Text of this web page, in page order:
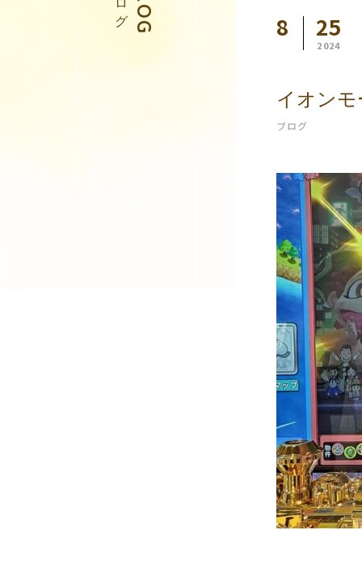
8 25
2024
イオン
ブログ